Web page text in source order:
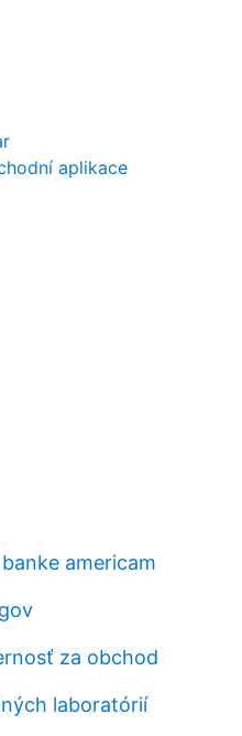
aplikace
americam
za obchod
laboratórií